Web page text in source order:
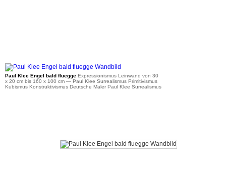
Paul Klee Engel bald flueggeExpressionismus Leinwand von 30
x 20 cm bis 160 x 100 cm — Paul Klee Surrealismus Primitivismus
Kubismus Konstruktivismus Deutsche Maler Paul Klee Surrealismus